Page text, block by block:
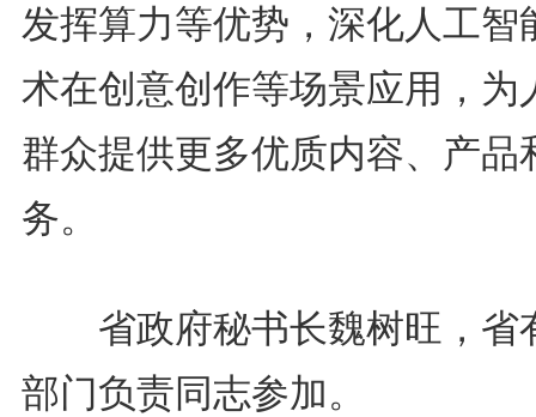
发挥算力等优势，深化人工智
术在创意创作等场景应用，为
群众提供更多优质内容、产品
务。
省政府秘书长魏树旺，省
部门负责同志参加。